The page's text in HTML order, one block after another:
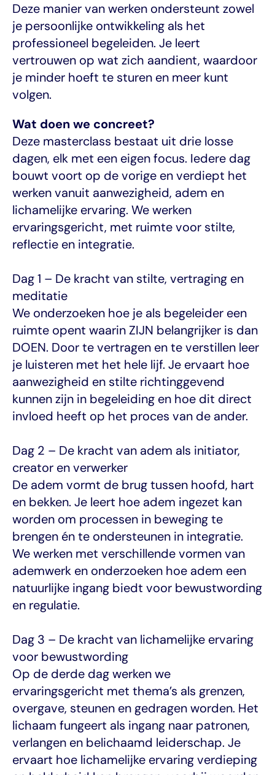
Deze manier van werken ondersteunt zowel
je persoonlijke ontwikkeling als het
professioneel begeleiden. Je leert
vertrouwen op wat zich aandient, waardoor
je minder hoeft te sturen en meer kunt
volgen.
Wat doen we concreet?
Deze masterclass bestaat uit drie losse
dagen, elk met een eigen focus. Iedere dag
bouwt voort op de vorige en verdiept het
werken vanuit aanwezigheid, adem en
lichamelijke ervaring. We werken
ervaringsgericht, met ruimte voor stilte,
reflectie en integratie.
Dag 1 – De kracht van stilte, vertraging en
meditatie
We onderzoeken hoe je als begeleider een
ruimte opent waarin ZIJN belangrijker is dan
DOEN. Door te vertragen en te verstillen leer
je luisteren met het hele lijf. Je ervaart hoe
aanwezigheid en stilte richtinggevend
kunnen zijn in begeleiding en hoe dit direct
invloed heeft op het proces van de ander.
Dag 2 – De kracht van adem als initiator,
creator en verwerker
De adem vormt de brug tussen hoofd, hart
en bekken. Je leert hoe adem ingezet kan
worden om processen in beweging te
brengen én te ondersteunen in integratie.
We werken met verschillende vormen van
ademwerk en onderzoeken hoe adem een
natuurlijke ingang biedt voor bewustwording
en regulatie.
Dag 3 – De kracht van lichamelijke ervaring
voor bewustwording
Op de derde dag werken we
ervaringsgericht met thema’s als grenzen,
overgave, steunen en gedragen worden. Het
lichaam fungeert als ingang naar patronen,
verlangen en belichaamd leiderschap. Je
ervaart hoe lichamelijke ervaring verdieping